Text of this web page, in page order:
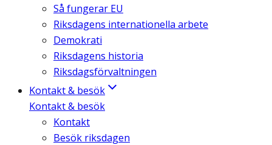
Så fungerar EU
Riksdagens internationella arbete
Demokrati
Riksdagens historia
Riksdagsförvaltningen
Kontakt & besök
Kontakt & besök
Kontakt
Besök riksdagen